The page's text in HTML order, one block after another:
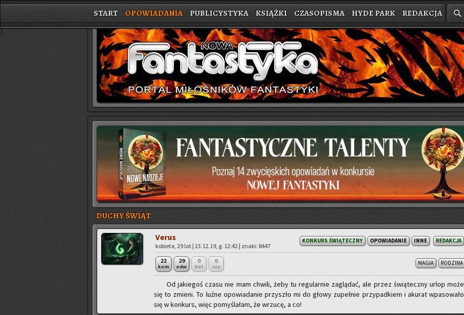
START OPOWIADANIA PUBLICYSTYKA KSIĄŻKI CZASOPISMA HYDE PARK REDAKCJA
}
DUCHY ŚWIĄT
KONKURS ŚWIĄTECZNY OPOWIADANIE INNE REDAKCJA
Verus
ko­bie­ta, 29 lat | 23.12.19, g. 12:42 | znaki: 8447
22
kom
29
odw
0
kol
0
czy
MAGIA RODZINA
Od ja­kie­goś czasu nie mam chwi­li, żeby tu re­gu­lar­nie za­glą­dać, ale przez świą­tecz­ny urlop może
się to zmie­ni. To luźne opo­wia­da­nie przy­szło mi do głowy zu­peł­nie przy­pad­kiem i aku­rat wpa­so­wa­ło
się w kon­kurs, więc po­my­śla­łam, że wrzu­cę, a co!